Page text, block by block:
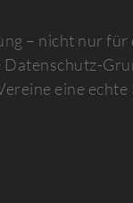
– nicht nur
eine